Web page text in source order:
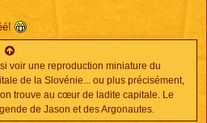
voir une reproduction miniature du
de la Slovénie... ou plus précisément,
trouve au cœur de ladite capitale. Le
de Jason et des Argonautes.